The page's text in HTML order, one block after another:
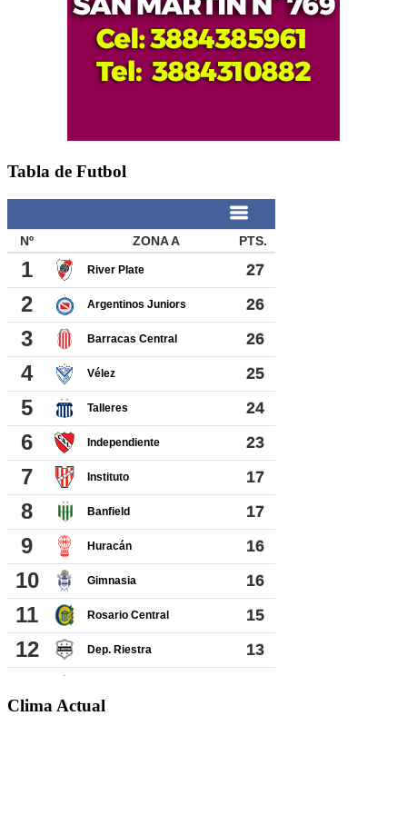
Tabla de Futbol
Clima Actual